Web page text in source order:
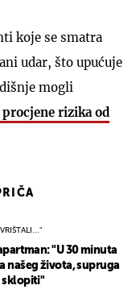
koje se smatra
udar, što upućuje
mogli
rizika od
"U 30 minuta
našeg života, supruga
sklopiti"